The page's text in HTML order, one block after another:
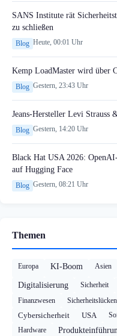
SANS Institute rät
zu schließen
Blog Heute, 00:01 Uhr
Kemp LoadMaster wird über
Blog Gestern, 23:43 Uhr
Jeans-Hersteller Levi Strauss
Blog Gestern, 14:20 Uhr
Black Hat USA 2026:
auf Hugging Face
Blog Gestern, 08:21 Uhr
Themen
Europa KI-Boom Asien
Digitalisierung Sicherheit
Finanzwesen Sicherheitslücken
Cybersicherheit USA
Hardware